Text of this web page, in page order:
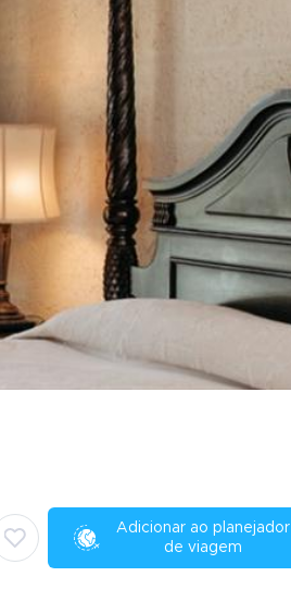
Adicionar ao planejador
de viagem